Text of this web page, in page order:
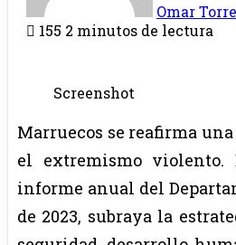
Omar
155 2 minutos de lectura
Screenshot
Marruecos se reafirma
el extremismo violento.
informe anual del
de 2023, subraya la